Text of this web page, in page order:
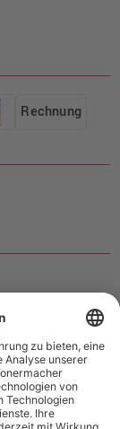
Rechnung
sich ein Warenwert
Warenkorb, ist der